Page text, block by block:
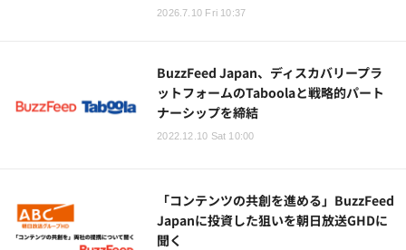
2026.7.10 Fri 10:37
BuzzFeed Japan、ディスカバリープラ
ットフォームのTaboolaと戦略的パート
ナーシップを締結
2022.12.10 Sat 10:00
「コンテンツの共創を進める」BuzzFeed
Japanに投資した狙いを朝日放送GHDに
聞く